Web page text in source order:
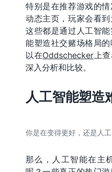
特别是在推荐游戏的
动态主页，玩家会看
这些都是通过人工智
能塑造社交赌场格局
以在Oddschecker上
深入分析和比较。
人工智能塑造
你是在变得更好，还是人
那么，人工智能在主